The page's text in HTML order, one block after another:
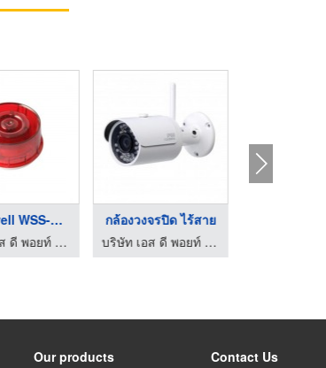
Honeywell WSS-PR-N05 ...
บริษัท เอส ดี พอยท์ จำกัด
กล้องวงจรปิด ไร้สาย
บริษัท เอส ดี พอยท์ จำกัด
Our products Contact Us